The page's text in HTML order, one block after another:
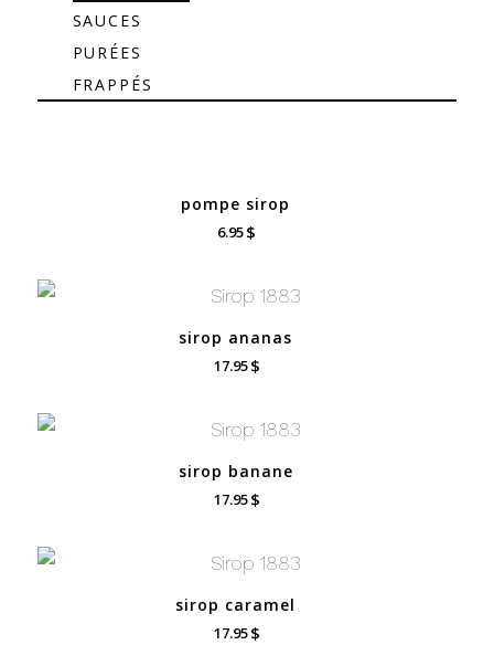
SAUCES
PURÉES
FRAPPÉS
pompe sirop
6.95$
sirop ananas
17.95$
sirop banane
17.95$
sirop caramel
17.95$